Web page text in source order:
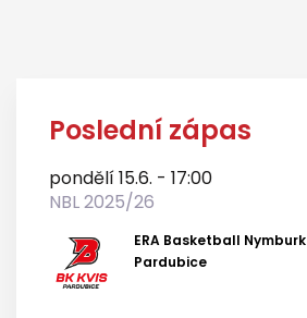
Poslední zápas
pondělí 15.6. - 17:00
NBL 2025/26
ERA Basketball Nymburk
Pardubice